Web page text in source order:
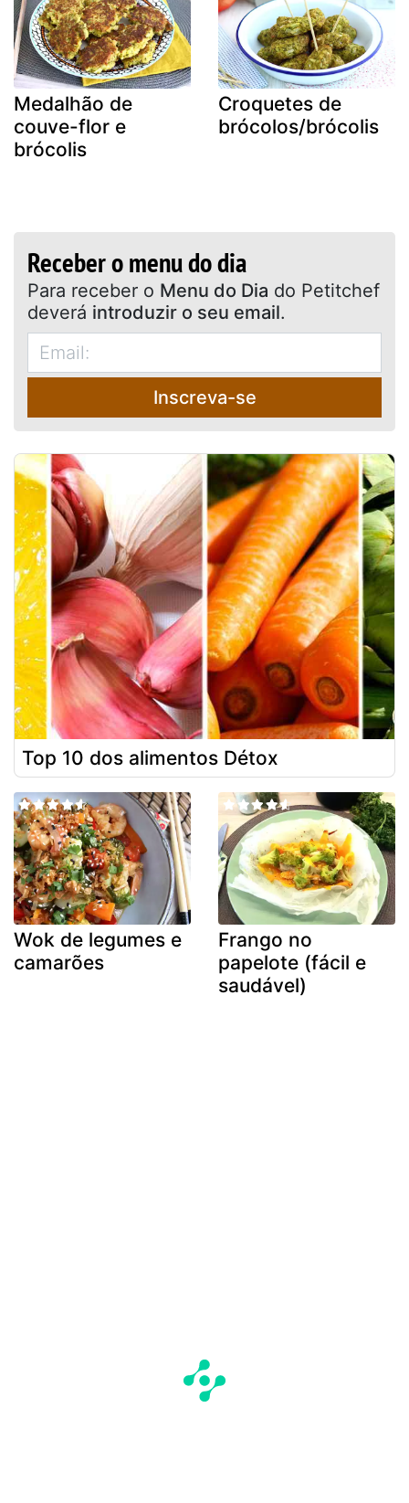
Medalhão de
couve-flor e
brócolis
Croquetes de
brócolos/brócolis
Receber o menu do dia
Para receber o Menu do Dia do Petitchef
deverá introduzir o seu email.
Inscreva-se
Top 10 dos alimentos Détox
Wok de legumes e
camarões
Frango no
papelote (fácil e
saudável)